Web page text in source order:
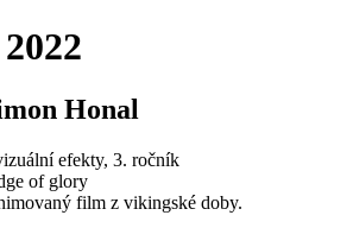
Honal
efekty, 3. ročník
of glory
film z vikingské doby.